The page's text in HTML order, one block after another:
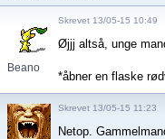
Beano
Skrevet 13/05-15 10:49
Øjjj altså, unge
*åbner en flaske
Skrevet 13/05-15 11:23
Netop.